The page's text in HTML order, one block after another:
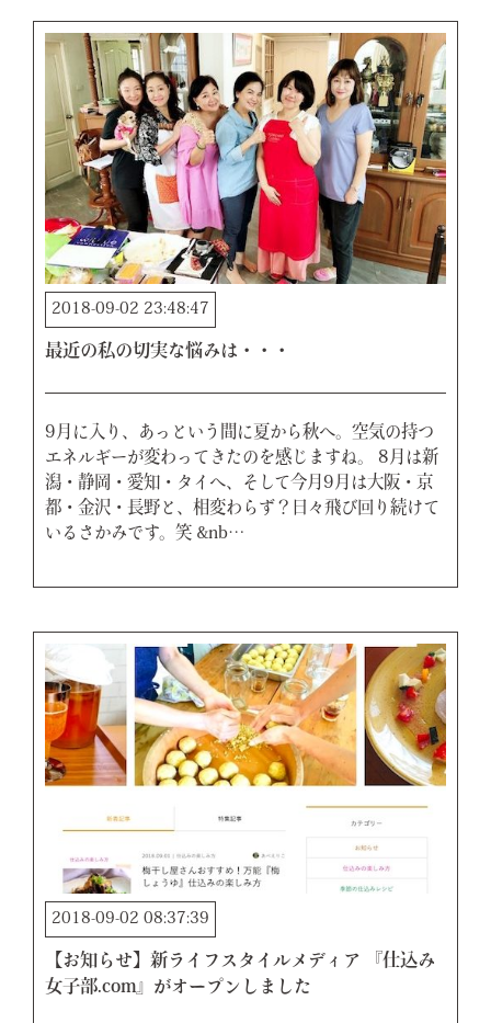
2018-09-02 23:48:47
最近の私の切実な悩みは・・・
9月に入り、あっという間に夏から秋へ。空気の持つ
エネルギーが変わってきたのを感じますね。 8月は新
潟・静岡・愛知・タイへ、そして今月9月は大阪・京
都・金沢・長野と、相変わらず？日々飛び回り続けて
いるさかみです。笑 &nb…
2018-09-02 08:37:39
【お知らせ】新ライフスタイルメディア 『仕込み
女子部.com』がオープンしました